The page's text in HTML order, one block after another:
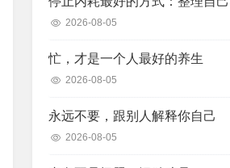
2026-08-05
忙，才是一个人最好的养生
2026-08-05
永远不要，跟别人解释你自己
2026-08-05